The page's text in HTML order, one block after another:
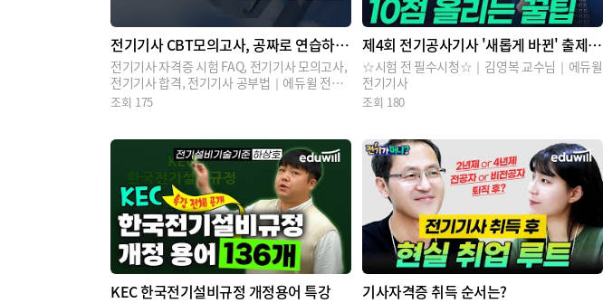
전기기사 CBT모의고사, 공짜로 연습하는
꿀팁?!
전기기사 자격증 시험 FAQ, 전기기사 모의고사,
전기기사 합격, 전기기사 공부법｜에듀윌 전기
기사
조회 175
제4회 전기공사기사 '새롭게 바뀐' 출제
경향과 합격 공부법
☆시험 전 필수시청☆｜김영복 교수님｜에듀윌
전기기사
조회 180
KEC 한국전기설비규정 개정용어 특강 기사자격증 취득 순서는?